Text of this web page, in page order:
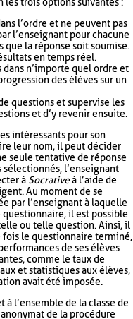
trois options suivantes :
l’ordre et ne peuvent pas
l’enseignant pour chacune
que la réponse soit soumise.
en temps réel.
n’importe quel ordre et
des élèves sur un
questions et supervise les
et d’y revenir ensuite.
intéressants pour son
leur nom, il peut décider
seule tentative de réponse
sélectionnés, l’enseignant
àSocrativeà l’aide de
Au moment de se
par l’enseignant à laquelle
il est possible
ou telle question. Ainsi, il
fois le questionnaire terminé,
de ses élèves
comme le taux de
et statistiques aux élèves,
avait été imposée.
l’ensemble de la classe de
de la procédure